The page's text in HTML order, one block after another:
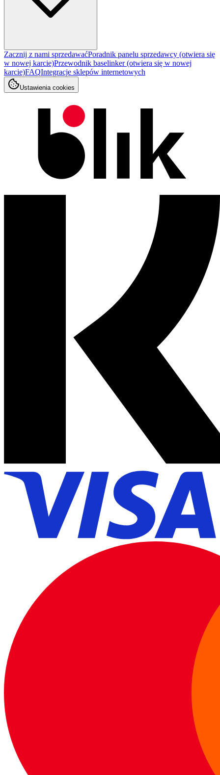
Zacznij z nami sprzedawaćPoradnik panelu sprzedawcy (otwiera się
w nowej karcie)Przewodnik baselinker(otwiera się w nowej
karcie)FAQIntegracje sklepów internetowych
Ustawienia cookies